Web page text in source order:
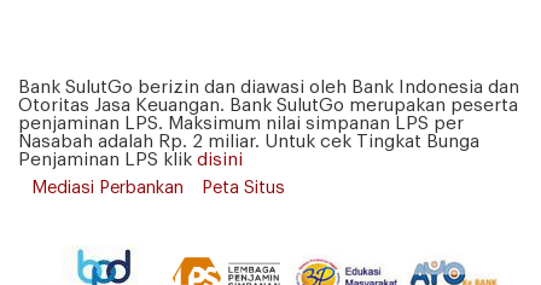
Bank SulutGo berizin dan diawasi oleh Bank Indonesia dan
Otoritas Jasa Keuangan. Bank SulutGo merupakan peserta
penjaminan LPS. Maksimum nilai simpanan LPS per
Nasabah adalah Rp. 2 miliar. Untuk cek Tingkat Bunga
Penjaminan LPS klik disini
Mediasi Perbankan
Peta Situs